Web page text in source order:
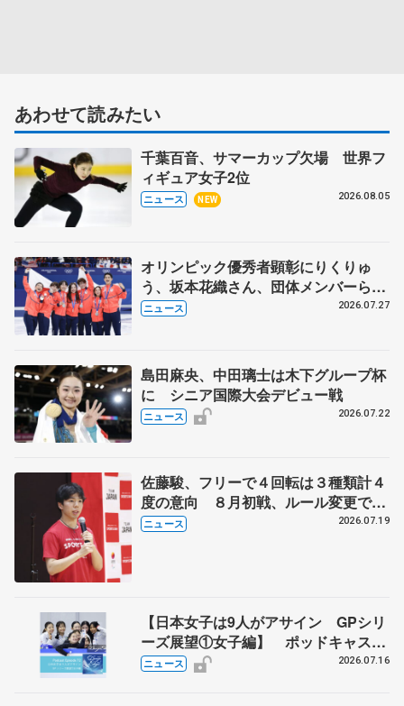
あわせて読みたい
千葉百音、サマーカップ欠場 世界フ
ィギュア女子2位
ニュース NEW 2026.08.05
オリンピック優秀者顕彰にりくりゅ
う、坂本花織さん、団体メンバーら
8月7日に文科省が表彰式、ブルーノ・
ニュース 2026.07.27
島田麻央、中田璃士は木下グループ杯
に シニア国際大会デビュー戦
ニュース 2026.07.22
佐藤駿、フリーで４回転は３種類計４
度の意向 ８月初戦、ルール変更で
「点数の出方確認したい」
ニュース 2026.07.19
【日本女子は9人がアサイン GPシリ
ーズ展望①女子編】 ポッドキャスト
#72を配信
ニュース 2026.07.16